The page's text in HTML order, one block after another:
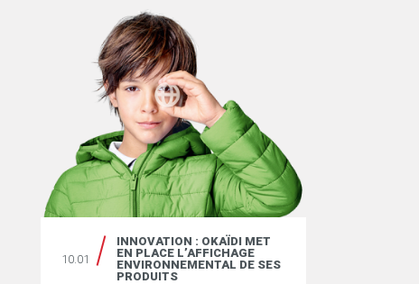
10.01
INNOVATION : OKAÏDI MET
EN PLACE L’AFFICHAGE
ENVIRONNEMENTAL DE SES
PRODUITS